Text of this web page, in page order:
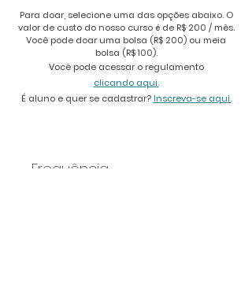
Para doar, selecione uma das opções abaixo. O
valor de custo do nosso curso é de R$ 200 / mês.
Você pode doar uma bolsa (R$ 200) ou meia
bolsa (R$ 100).
Você pode acessar o regulamento
clicandoaqui.
​É aluno e quer se cadastrar? Inscreva-se aqui.
Frequência